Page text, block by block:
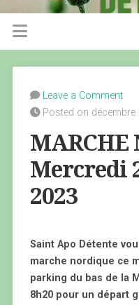
Leave a Comment
Posted on décembre
MARCHE
Mercredi
2023
Saint Apo Détente
marche nordique ce
parking du bas de la
8h20 pour un départ